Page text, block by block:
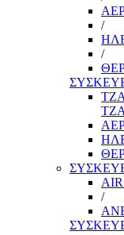
/
/
/